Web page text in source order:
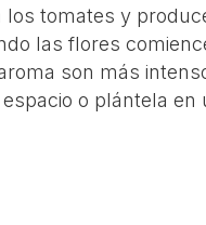
los tomates y
las flores
son más
o plántela en